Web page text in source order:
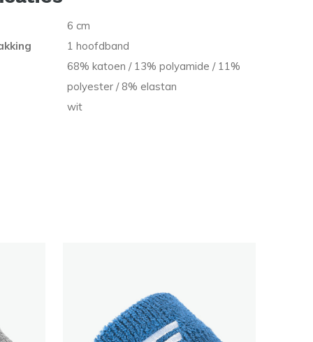
6 cm
1 hoofdband
68% katoen / 13% polyamide / 11%
polyester / 8% elastan
wit